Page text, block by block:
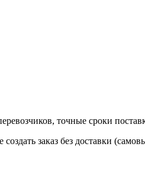
точные сроки
создать заказ без доставки